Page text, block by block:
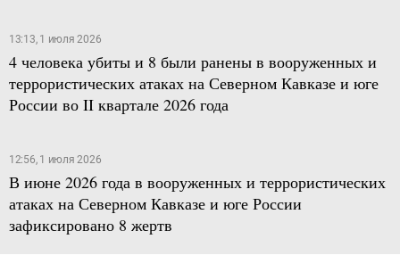
13:13, 1 июля 2026
4 человека убиты и 8 были ранены в вооруженных и
террористических атаках на Северном Кавказе и юге
России во II квартале 2026 года
12:56, 1 июля 2026
В июне 2026 года в вооруженных и террористических
атаках на Северном Кавказе и юге России
зафиксировано 8 жертв